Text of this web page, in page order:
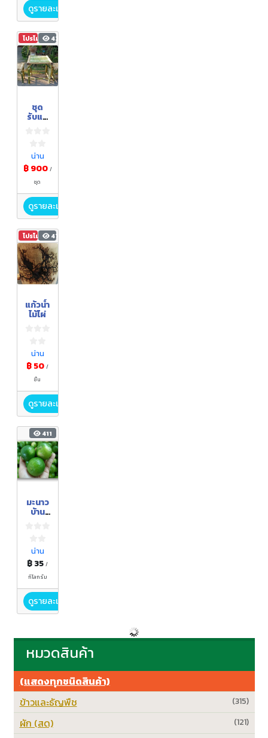
ดูรายละเอียด
โปรโมชัน 434
ชุด
รับแข
น่าน
฿ 900 /
ชุด
ดูรายละเอียด
โปรโมชัน 474
แก้วน้ำ
ไม้ไผ่
น่าน
฿ 50/
ชิ้น
ดูรายละเอียด
411
มะนาว
บ้าน
น่าน
฿ 35/
กิโลกรัม
ดูรายละเอียด
หมวดสินค้า
(แสดงทุกชนิดสินค้า)
(315)
ข้าวและธัญพืช
(121)
ผัก (สด)